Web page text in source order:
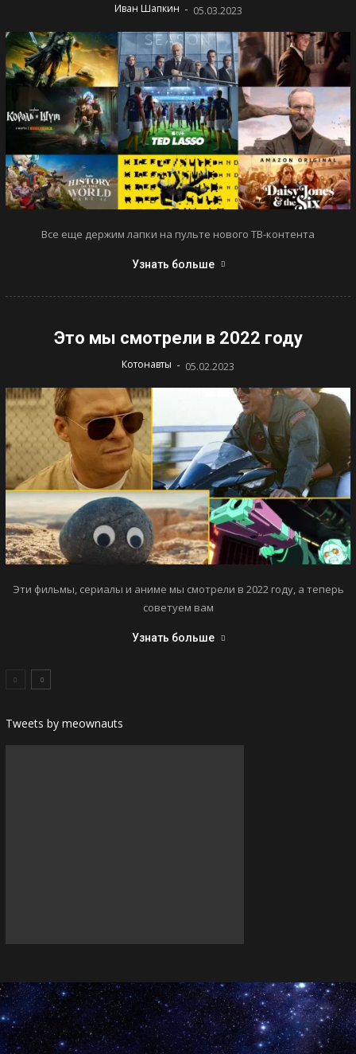
Иван Шапкин - 05.03.2023
Все еще держим лапки на пульте нового ТВ-контента
Узнать больше
Это мы смотрели в 2022 году
Котонавты - 05.02.2023
Эти фильмы, сериалы и аниме мы смотрели в 2022 году, а теперь
советуем вам
Узнать больше
Tweets by meownauts